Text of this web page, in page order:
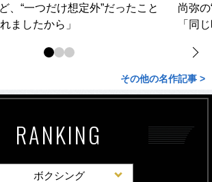
、“一つだけ想定外”だったこと
ましたから」
尚弥
「同
その他の名作記事 >
RANKING
ボクシング